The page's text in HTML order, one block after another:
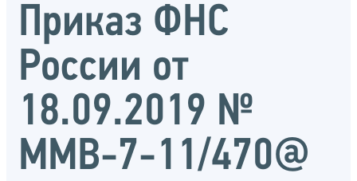
Приказ ФНС
России от
18.09.2019 №
ММВ-7-11/470@